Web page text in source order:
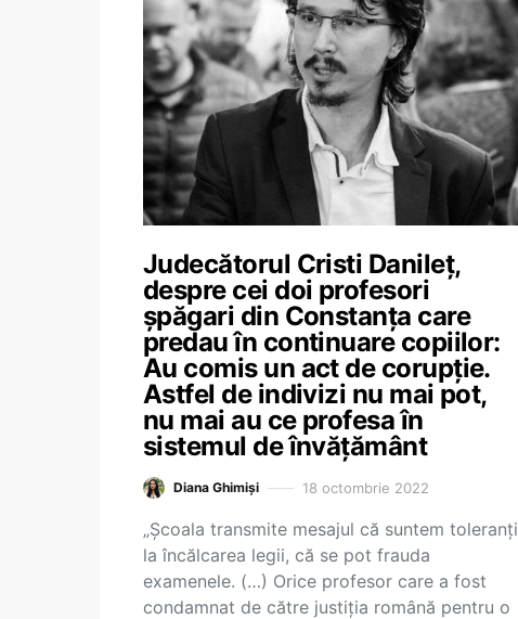
Judecătorul Cristi Danileț,
despre cei doi profesori
șpăgari din Constanța care
predau în continuare copiilor:
Au comis un act de corupție.
Astfel de indivizi nu mai pot,
nu mai au ce profesa în
sistemul de învățământ
Diana Ghimiși 18 octombrie 2022
„Școala transmite mesajul că suntem toleranți
la încălcarea legii, că se pot frauda
examenele. (…) Orice profesor care a fost
condamnat de către justiția română pentru o